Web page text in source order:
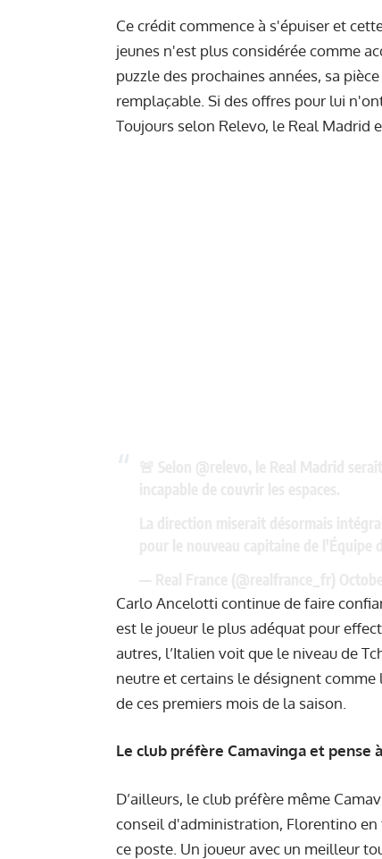
Ce crédit commence à s'épuiser et
jeunes n'est plus considérée comme
puzzle des prochaines années, sa
remplaçable. Si des offres pour lui
Toujours selon Relevo, le Real Madrid
Carlo Ancelotti continue de faire
est le joueur le plus adéquat pour
autres, l’Italien voit que le niveau de
neutre et certains le désignent
de ces premiers mois de la saison.
Le club préfère Camavinga et pense
D’ailleurs, le club préfère même
conseil d'administration, Florentino en
ce poste. Un joueur avec un meilleur